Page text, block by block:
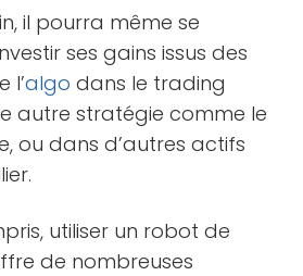
il pourra même se
ses gains issus des
l’algo dans le trading
autre stratégie comme le
ou dans d’autres actifs
utiliser un robot de
de nombreuses